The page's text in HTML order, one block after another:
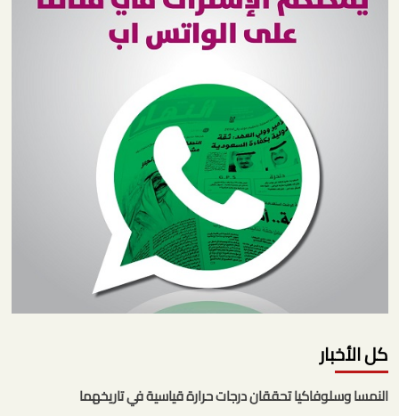
كل الأخبار
النمسا وسلوفاكيا تحققان درجات حرارة قياسية في تاريخهما